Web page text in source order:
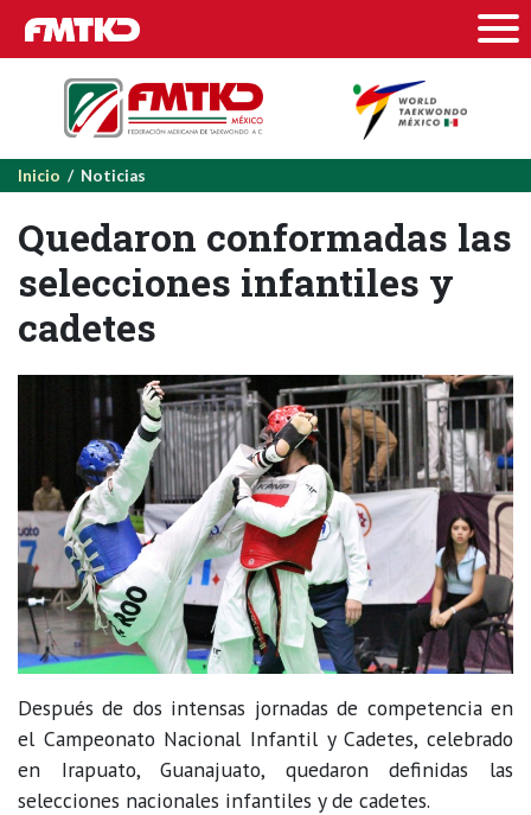
Inicio / Noticias
Quedaron conformadas las
selecciones infantiles y
cadetes
Después de dos intensas jornadas de competencia en
el Campeonato Nacional Infantil y Cadetes, celebrado
en Irapuato, Guanajuato, quedaron definidas las
selecciones nacionales infantiles y de cadetes.